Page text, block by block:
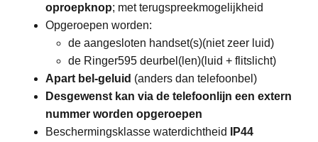
oproepknop; met terugspreekmogelijkheid
Opgeroepen worden:
de aangesloten handset(s)(niet zeer luid)
de Ringer595 deurbel(len)(luid + flitslicht)
Apart bel-geluid (anders dan telefoonbel)
Desgewenst kan via de telefoonlijn een extern
nummer worden opgeroepen
Beschermingsklasse waterdichtheid
IP44